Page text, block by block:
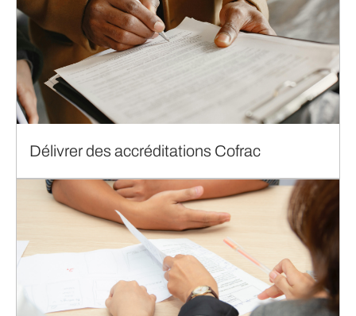
Délivrer des accréditations Cofrac